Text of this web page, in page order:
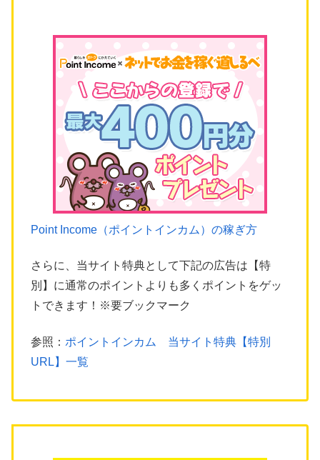
Point Income（ポイントインカム）の稼ぎ方
さらに、当サイト特典として下記の広告は【特
別】に通常のポイントよりも多くポイントをゲッ
トできます！※要ブックマーク
参照： ポイントインカム 当サイト特典【特別
URL】一覧